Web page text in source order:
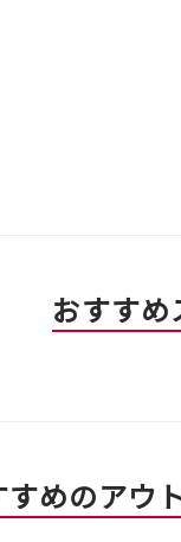
おすすめ
すめのアウ